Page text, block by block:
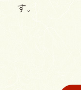
す。